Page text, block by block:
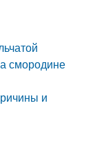
смородине
и